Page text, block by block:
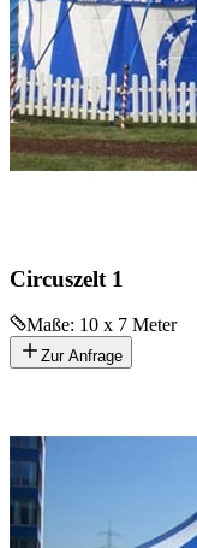
Circuszelt 1
Maße: 10 x 7 Meter
Zur Anfrage